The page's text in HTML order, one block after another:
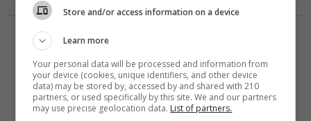
Ανήμερα του
Σωτήρος
μαγειρεύουμε
μπαρμπούνια
Store and/or access information on a device
Learn more
Your personal data will be processed and information from
your device (cookies, unique identifiers, and other device
data) may be stored by, accessed by and shared with 210
partners, or used specifically by this site. We and our partners
may use precise geolocation data. List of partners.